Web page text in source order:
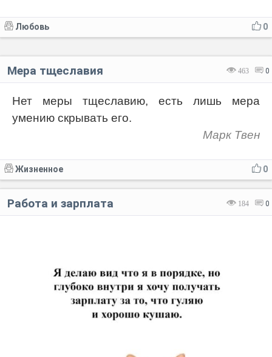
0
Любовь
463 0
Мера тщеславия
Нет меры тщеславию, есть лишь мера
умению скрывать его.
Марк Твен
0
Жизненное
184 0
Работа и зарплата